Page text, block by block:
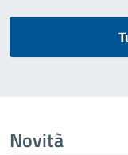
Novità